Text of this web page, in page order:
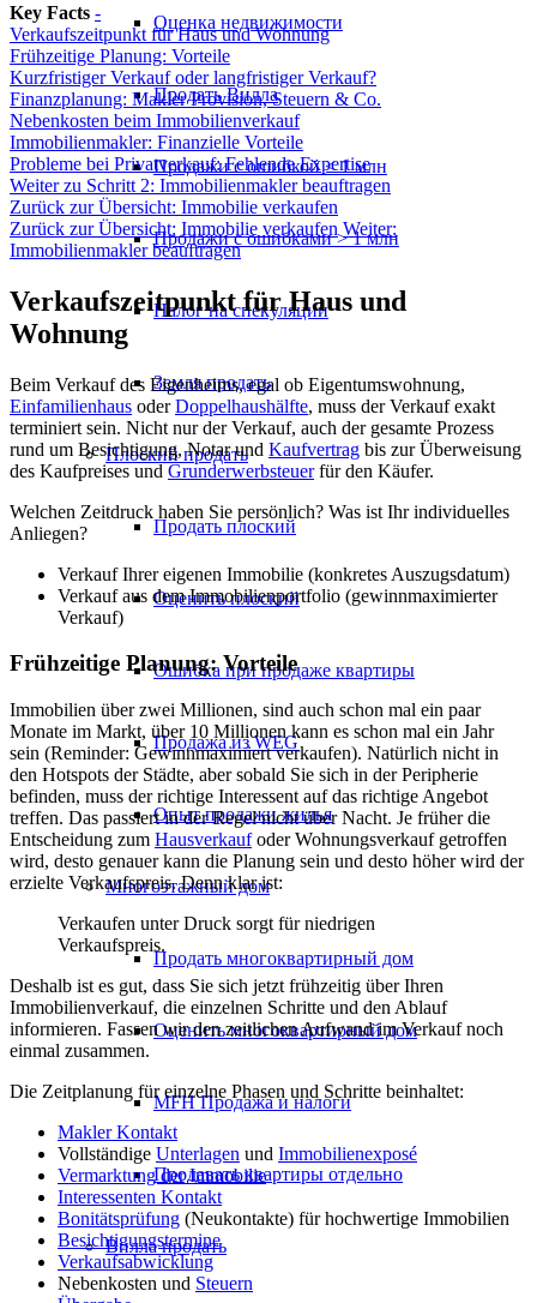
Оценка недвижимости
Продать Вилла
Продажи с ошибкой < 1 млн
Продажи с ошибками > 1 млн
Налог на спекуляции
Земля продать
Плоскийпродать
Продать плоский
Оценить плоский
Ошибка при продаже квартиры
Продажа из WEG
Опыт продажи жилья
Многоэтажный дом
Продать многоквартирный дом
Оценить многоквартирный дом
MFH Продажа и налоги
Продавать квартиры отдельно
Виллапродать
Key Facts -
Verkaufszeitpunkt für Haus und Wohnung
Frühzeitige Planung: Vorteile
Kurzfristiger Verkauf oder langfristiger Verkauf?
Finanzplanung: Makler Provision, Steuern & Co.
Nebenkosten beim Immobilienverkauf
Immobilienmakler: Finanzielle Vorteile
Probleme bei Privatverkauf: Fehlende Expertise
Weiter zu Schritt 2: Immobilienmakler beauftragen
Zurück zur Übersicht: Immobilie verkaufen
Zurück zur Übersicht: Immobilie verkaufen Weiter:
Immobilienmakler beauftragen
Verkaufszeitpunkt für Haus und
Wohnung
Beim Verkauf des Eigenheims, egal ob Eigentumswohnung,
Einfamilienhaus oderDoppelhaushälfte, muss der Verkauf exakt
terminiert sein. Nicht nur der Verkauf, auch der gesamte Prozess
rund um Besichtigung, Notar und Kaufvertrag bis zur Überweisung
des Kaufpreises und Grunderwerbsteuerfür den Käufer.
Welchen Zeitdruck haben Sie persönlich? Was ist Ihr individuelles
Anliegen?
Verkauf Ihrer eigenen Immobilie (konkretes Auszugsdatum)
Verkauf aus dem Immobilienportfolio (gewinnmaximierter
Verkauf)
Frühzeitige Planung: Vorteile
Immobilien über zwei Millionen, sind auch schon mal ein paar
Monate im Markt, über 10 Millionen kann es schon mal ein Jahr
sein (Reminder: Gewinnmaximiert verkaufen). Natürlich nicht in
den Hotspots der Städte, aber sobald Sie sich in der Peripherie
befinden, muss der richtige Interessent auf das richtige Angebot
treffen. Das passiert in der Regel nicht über Nacht. Je früher die
Entscheidung zum Hausverkaufoder Wohnungsverkauf getroffen
wird, desto genauer kann die Planung sein und desto höher wird der
erzielte Verkaufspreis. Denn klar ist:
Verkaufen unter Druck sorgt für niedrigen
Verkaufspreis.
Deshalb ist es gut, dass Sie sich jetzt frühzeitig über Ihren
Immobilienverkauf, die einzelnen Schritte und den Ablauf
informieren. Fassen wir den zeitlichen Aufwand im Verkauf noch
einmal zusammen.
Die Zeitplanung für einzelne Phasen und Schritte beinhaltet:
Makler Kontakt
Vollständige Unterlagen und Immobilienexposé
Vermarktung der Immobilie
Interessenten Kontakt
Bonitätsprüfung (Neukontakte) für hochwertige Immobilien
Besichtigungstermine
Verkaufsabwicklung
Nebenkosten und Steuern